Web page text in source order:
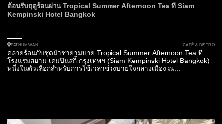
ต้อนรับฤดูร้อนผ่าน Tropical Summer Afternoon Tea ที่ Siam
Kempinski Hotel Bangkok
PATHUMWAN CAFÉ & BISTRO
คลายร้อนกับชุดน้ำชายามบ่าย Tropical Summer Afternoon Tea ที่
โรงแรมสยาม เคมปินสกี้ กรุงเทพฯ (Siam Kempinski Hotel Bangkok)
หนึ่งในตัวเลือกสำหรับการใช้เวลาช่วงบ่ายใจกลางเมือง ณ...